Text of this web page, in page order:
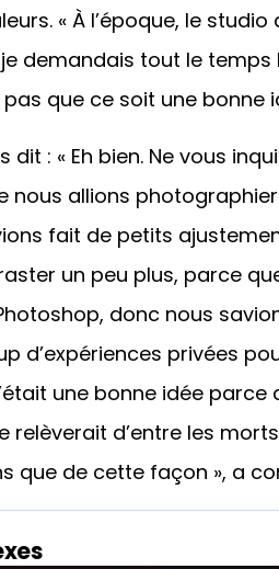
« À l’époque, le studio
demandais tout le
que ce soit une bonne
dit : « Eh bien. Ne vous
nous allions
fait de petits
un peu plus, parce
donc nous
d’expériences privées
une bonne idée parce
relèverait d’entre les
que de cette façon », a